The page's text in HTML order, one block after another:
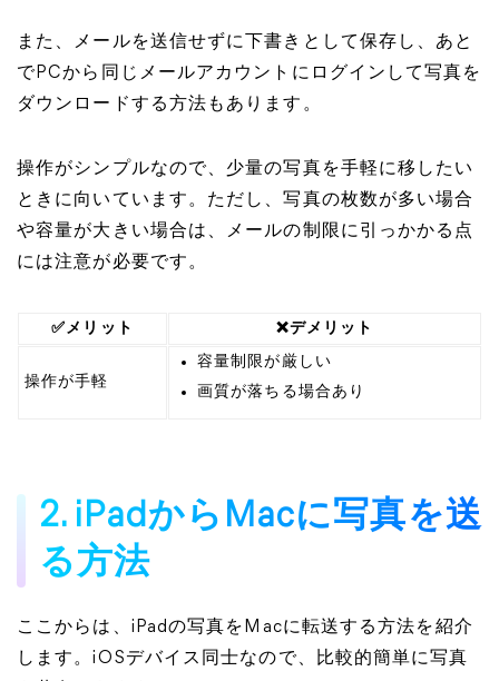
また、メールを送信せずに下書きとして保存し、あと
でPCから同じメールアカウントにログインして写真を
ダウンロードする方法もあります。
操作がシンプルなので、少量の写真を手軽に移したい
ときに向いています。ただし、写真の枚数が多い場合
や容量が大きい場合は、メールの制限に引っかかる点
には注意が必要です。
✅メリット ❌デメリット
操作が手軽
容量制限が厳しい
画質が落ちる場合あり
2. iPadからMacに写真を送
る方法
ここからは、iPadの写真をMacに転送する方法を紹介
します。iOSデバイス同士なので、比較的簡単に写真